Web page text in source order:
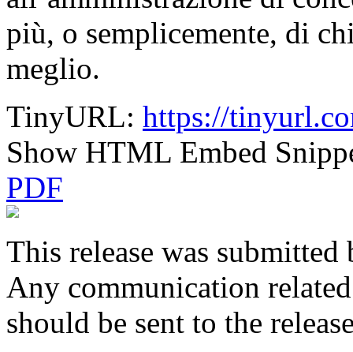
più, o semplicemente, di
meglio.
TinyURL: https://
Show HTML Embed
PDF
This release was submitted
Any communication
should be sent to the